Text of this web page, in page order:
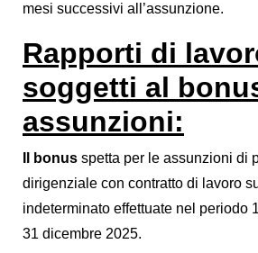
mesi successivi all’assunzione.
Rapporti di
soggetti al
assunzioni:
Il bonus spetta per le assunzioni di
dirigenziale con contratto di lavoro
indeterminato effettuate nel periodo
31 dicembre 2025.